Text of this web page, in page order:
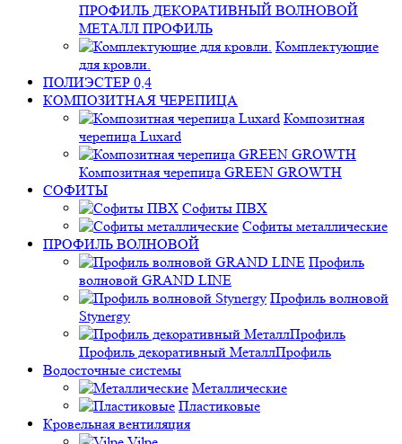
ПРОФИЛЬ ДЕКОРАТИВНЫЙ ВОЛНОВОЙ
МЕТАЛЛ ПРОФИЛЬ
Комплектующие
для кровли.
ПОЛИЭСТЕР 0,4
КОМПОЗИТНАЯ ЧЕРЕПИЦА
Композитная
черепица Luxard
Композитная черепица GREEN GROWTH
СОФИТЫ
Софиты ПВХ
Софиты металлические
ПРОФИЛЬ ВОЛНОВОЙ
Профиль
волновой GRAND LINE
Профиль волновой
Stynergy
Профиль декоративный МеталлПрофиль
Водосточные системы
Металлические
Пластиковые
Кровельная вентиляция